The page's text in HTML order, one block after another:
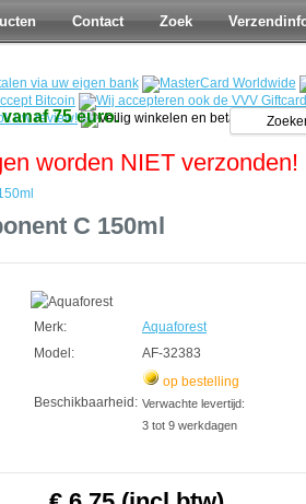
Contact Zoek
75 euro.
worden NIET verzonden!
C 150ml
Merk:
Aquaforest
Model:
AF-32383
Beschikbaarheid:
op bestelling
Verwachte levertijd:
3 tot 9 werkdagen